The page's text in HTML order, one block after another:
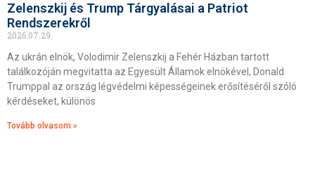
Zelenszkij és Trump Tárgyalásai a Patriot
Rendszerekről
2026.07.29.
Az ukrán elnök, Volodimir Zelenszkij a Fehér Házban tartott
találkozóján megvitatta az Egyesült Államok elnökével, Donald
Trumppal az ország légvédelmi képességeinek erősítéséről szóló
kérdéseket, különös
Tovább olvasom »